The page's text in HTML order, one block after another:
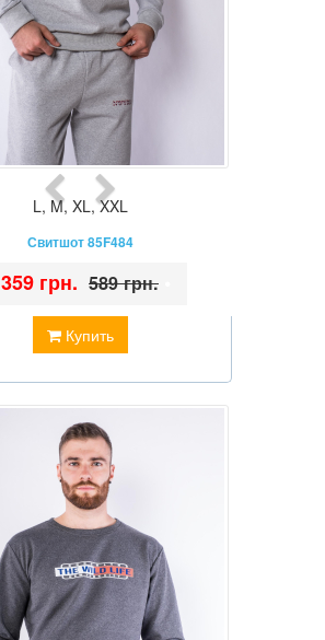
L, M, XL,XXL
Свитшот 85F484
Купить
359 грн. 589 грн.